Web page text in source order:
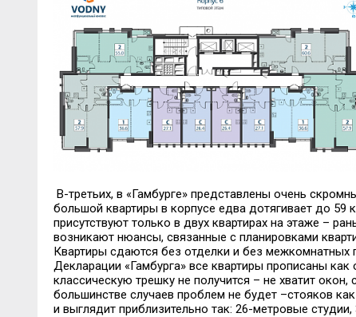
В-третьих, в «Гамбурге» представлены очень
большой квартиры в корпусе едва дотягивает до 59
присутствуют только в двух квартирах на этаже –
возникают нюансы, связанные с планировками
Квартиры сдаются без отделки и без межкомнатных
Декларации «Гамбурга» все квартиры прописаны
классическую трешку не получится – не хватит окон,
большинстве случаев проблем не будет–стояков
и выглядитприблизительно так: 26-метровые студии,